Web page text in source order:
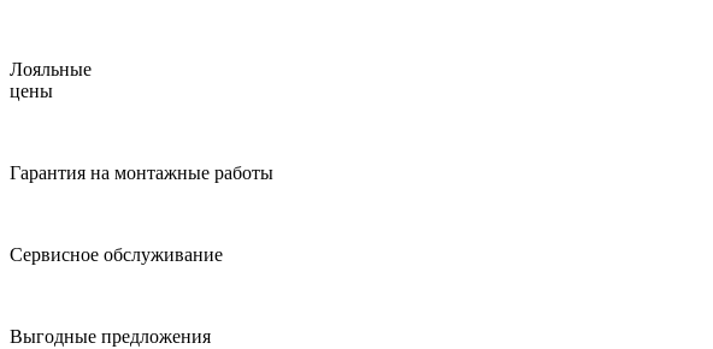
Лояльные
цены
Гарантия на монтажные работы
Сервисное обслуживание
Выгодные предложения